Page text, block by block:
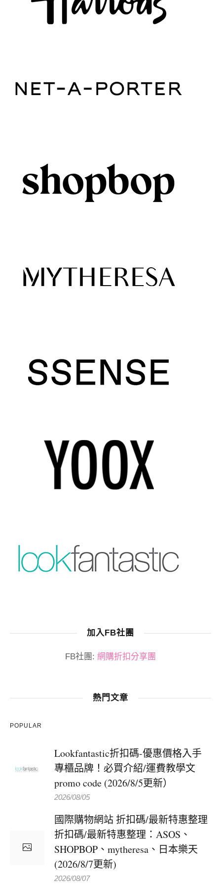
加入FB社團
FB社團: 網購折扣分享團
熱門文章
POPULAR
Lookfantastic折扣碼-優惠價格入手
專櫃品牌！必買介紹/運費教學文
promo code (2026/8/5更新）
2026/08/05
國際購物網站 折扣碼/最新特惠整理
折扣碼/最新特惠整理：ASOS、
SHOPBOP、mytheresa、日本樂天
(2026/8/7更新)
2026/08/07